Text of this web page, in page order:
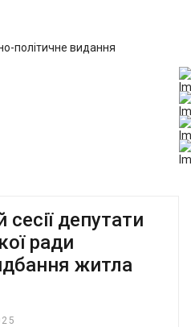
сесії депутати
ради
житла